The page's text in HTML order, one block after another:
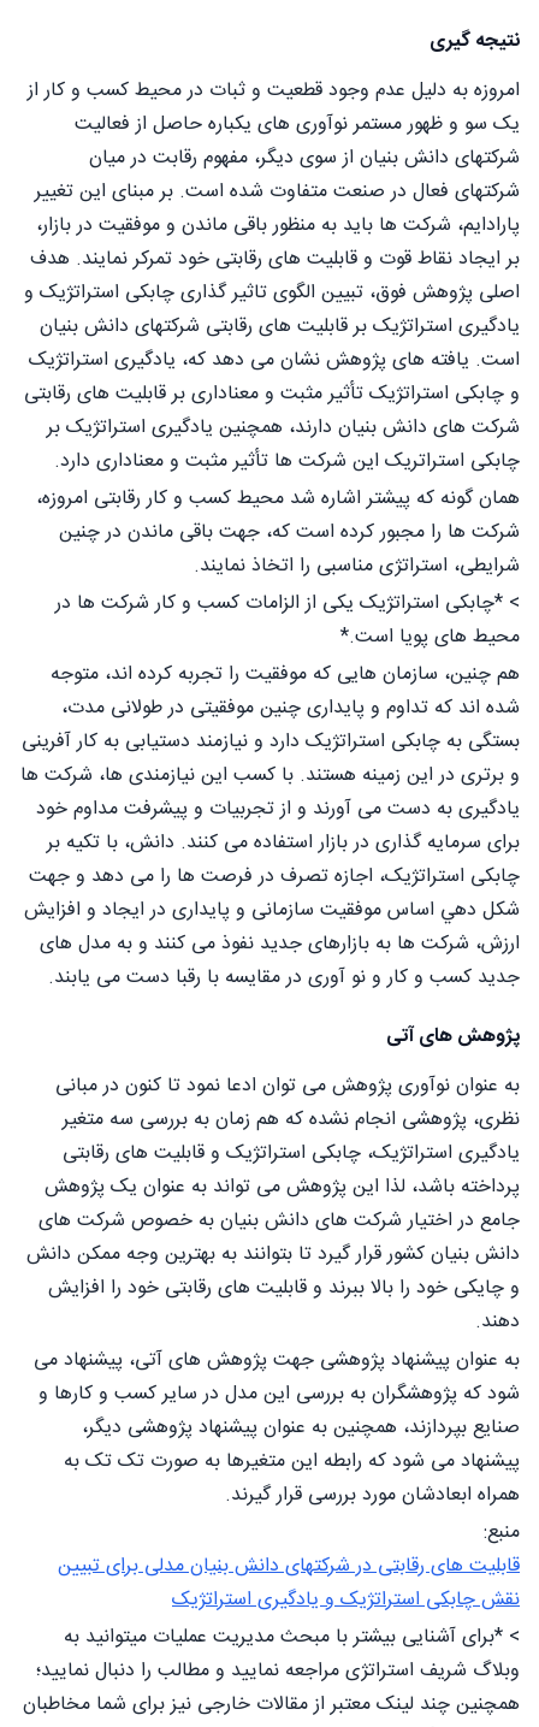
نتیجه گیری
امروزه به دلیل عدم وجود قطعیت و ثبات در محیط کسب و کار از
یک سو و ظهور مستمر نوآوری های یکباره حاصل از فعالیت
شرکتهای دانش بنیان از سوی دیگر، مفهوم رقابت در میان
شرکتهای فعال در صنعت متفاوت شده است. بر مبنای این تغییر
پارادایم، شرکت ها باید به منظور باقی ماندن و موفقیت در بازار،
بر ایجاد نقاط قوت و قابلیت های رقابتی خود تمرکر نمایند. هدف
اصلی پژوهش فوق، تبیین الگوی تاثیر گذاری چابکی استراتژیک و
یادگیری استراتژیک بر قابلیت های رقابتی شرکتهای دانش بنیان
است. یافته های پژوهش نشان می دهد که، یادگیری استراتژیک
و چابکی استراتژیک تأثیر مثبت و معناداری بر قابلیت های رقابتی
شرکت های دانش بنیان دارند، همچنین یادگیری استراتژیک بر
چابکی استراتریک این شرکت ها تأثیر مثبت و معناداری دارد.
همان گونه که پیشتر اشاره شد محیط کسب و کار رقابتی امروزه،
شرکت ها را مجبور کرده است که، جهت باقی ماندن در چنین
شرایطی، استراتژی مناسبی را اتخاذ نمایند.
> *چابکی استراتژیک یکی از الزامات کسب و کار شرکت ها در
محیط های پویا است.*
هم چنین، سازمان هایی که موفقیت را تجربه کرده اند، متوجه
شده اند که تداوم و پایداری چنین موفقیتی در طولانی مدت،
بستگی به چابکی استراتژیک دارد و نیازمند دستیابی به کار آفرینی
و برتری در این زمینه هستند. با کسب این نیازمندی ها، شرکت ها
یادگیری به دست می آورند و از تجربیات و پیشرفت مداوم خود
برای سرمایه گذاری در بازار استفاده می کنند. دانش، با تکیه بر
چابکی استراتژیک، اجازه تصرف در فرصت ها را می دهد و جهت
شکل دهي اساس موفقیت سازمانی و پایداری در ایجاد و افزایش
ارزش، شرکت ها به بازارهای جديد نفوذ می کنند و به مدل های
جدید کسب و کار و نو آوری در مقایسه با رقبا دست می یابند.
پژوهش های آتی
به عنوان نوآوری پژوهش می توان ادعا نمود تا کنون در مبانی
نظری، پژوهشی انجام نشده که هم زمان به بررسی سه متغیر
یادگیری استراتژیک، چابکی استراتژیک و قابلیت های رقابتی
پرداخته باشد، لذا این پژوهش می تواند به عنوان یک پژوهش
جامع در اختیار شرکت های دانش بنیان به خصوص شرکت های
دانش بنیان کشور قرار گیرد تا بتوانند به بهترین وجه ممکن دانش
و چایکی خود را بالا ببرند و قابلیت های رقابتی خود را افزایش
دهند.
به عنوان پیشنهاد پژوهشی جهت پژوهش های آتی، پیشنهاد می
شود که پژوهشگران به بررسی این مدل در سایر کسب و کارها و
صنایع بپردازند، همچنین به عنوان پیشنهاد پژوهشی دیگر،
پیشنهاد می شود که رابطه این متغیرها به صورت تک تک به
همراه ابعادشان مورد بررسی قرار گیرند.
منبع:
قابلیت های رقابتی در شرکتهای دانش بنیان مدلی برای تبیین
نقش چابکی استراتژیک و یادگیری استراتژیک
> *برای آشنایی بیشتر با مبحث مدیریت عملیات میتوانید به
وبلاگ شریف استراتژی مراجعه نمایید و مطالب را دنبال نمایید؛
همچنین چند لینک معتبر از مقالات خارجی نیز برای شما مخاطبان